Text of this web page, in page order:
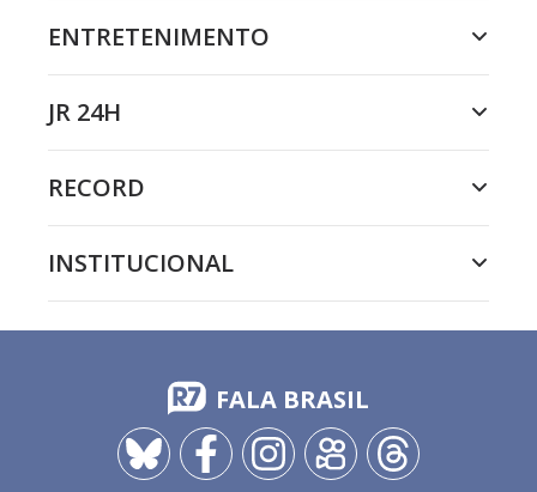
ENTRETENIMENTO
JR 24H
RECORD
INSTITUCIONAL
FALA BRASIL